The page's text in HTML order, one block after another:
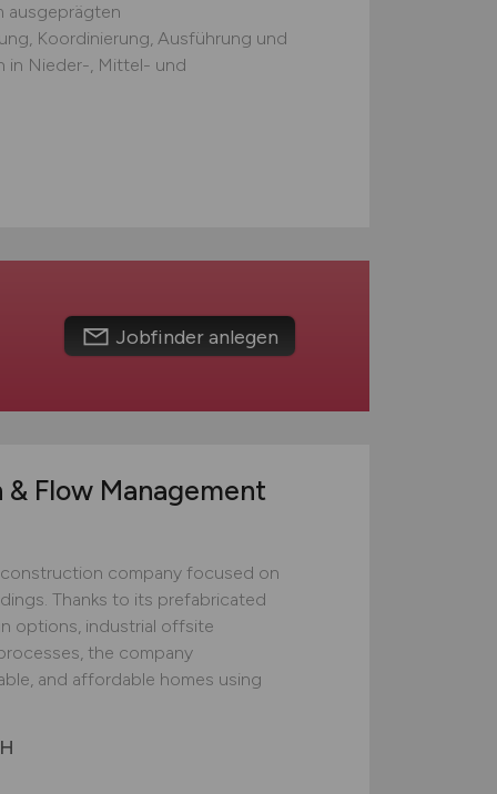
ausgeprägten
Koordinierung, Ausführung und
in Nieder-, Mittel- und
Jobfinder anlegen
Flow Management
company focused on
Thanks to its prefabricated
options, industrial offsite
the company
and affordable homes using